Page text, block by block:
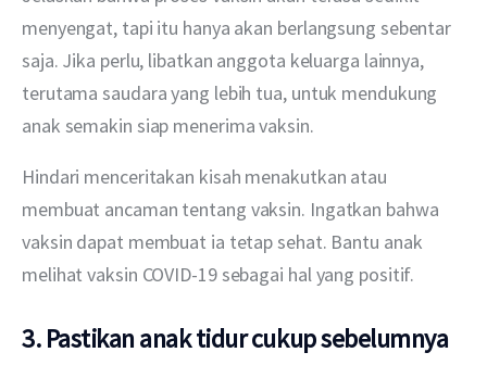
menyengat, tapi itu hanya akan berlangsung sebentar
saja. Jika perlu, libatkan anggota keluarga lainnya,
terutama saudara yang lebih tua, untuk mendukung
anak semakin siap menerima vaksin.
Hindari menceritakan kisah menakutkan atau
membuat ancaman tentang vaksin. Ingatkan bahwa
vaksin dapat membuat ia tetap sehat. Bantu anak
melihat vaksin COVID-19 sebagai hal yang positif.
3. Pastikan anak tidur cukup sebelumnya